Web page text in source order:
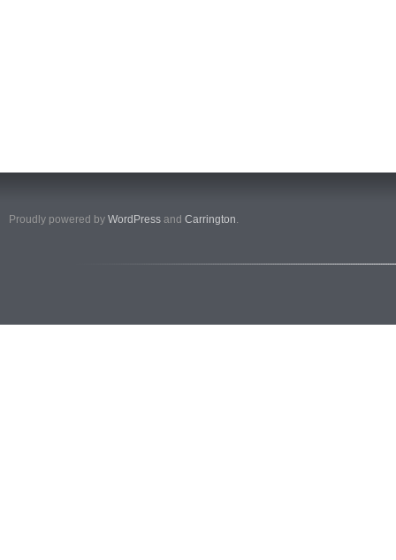
Proudly powered by WordPress and Carrington